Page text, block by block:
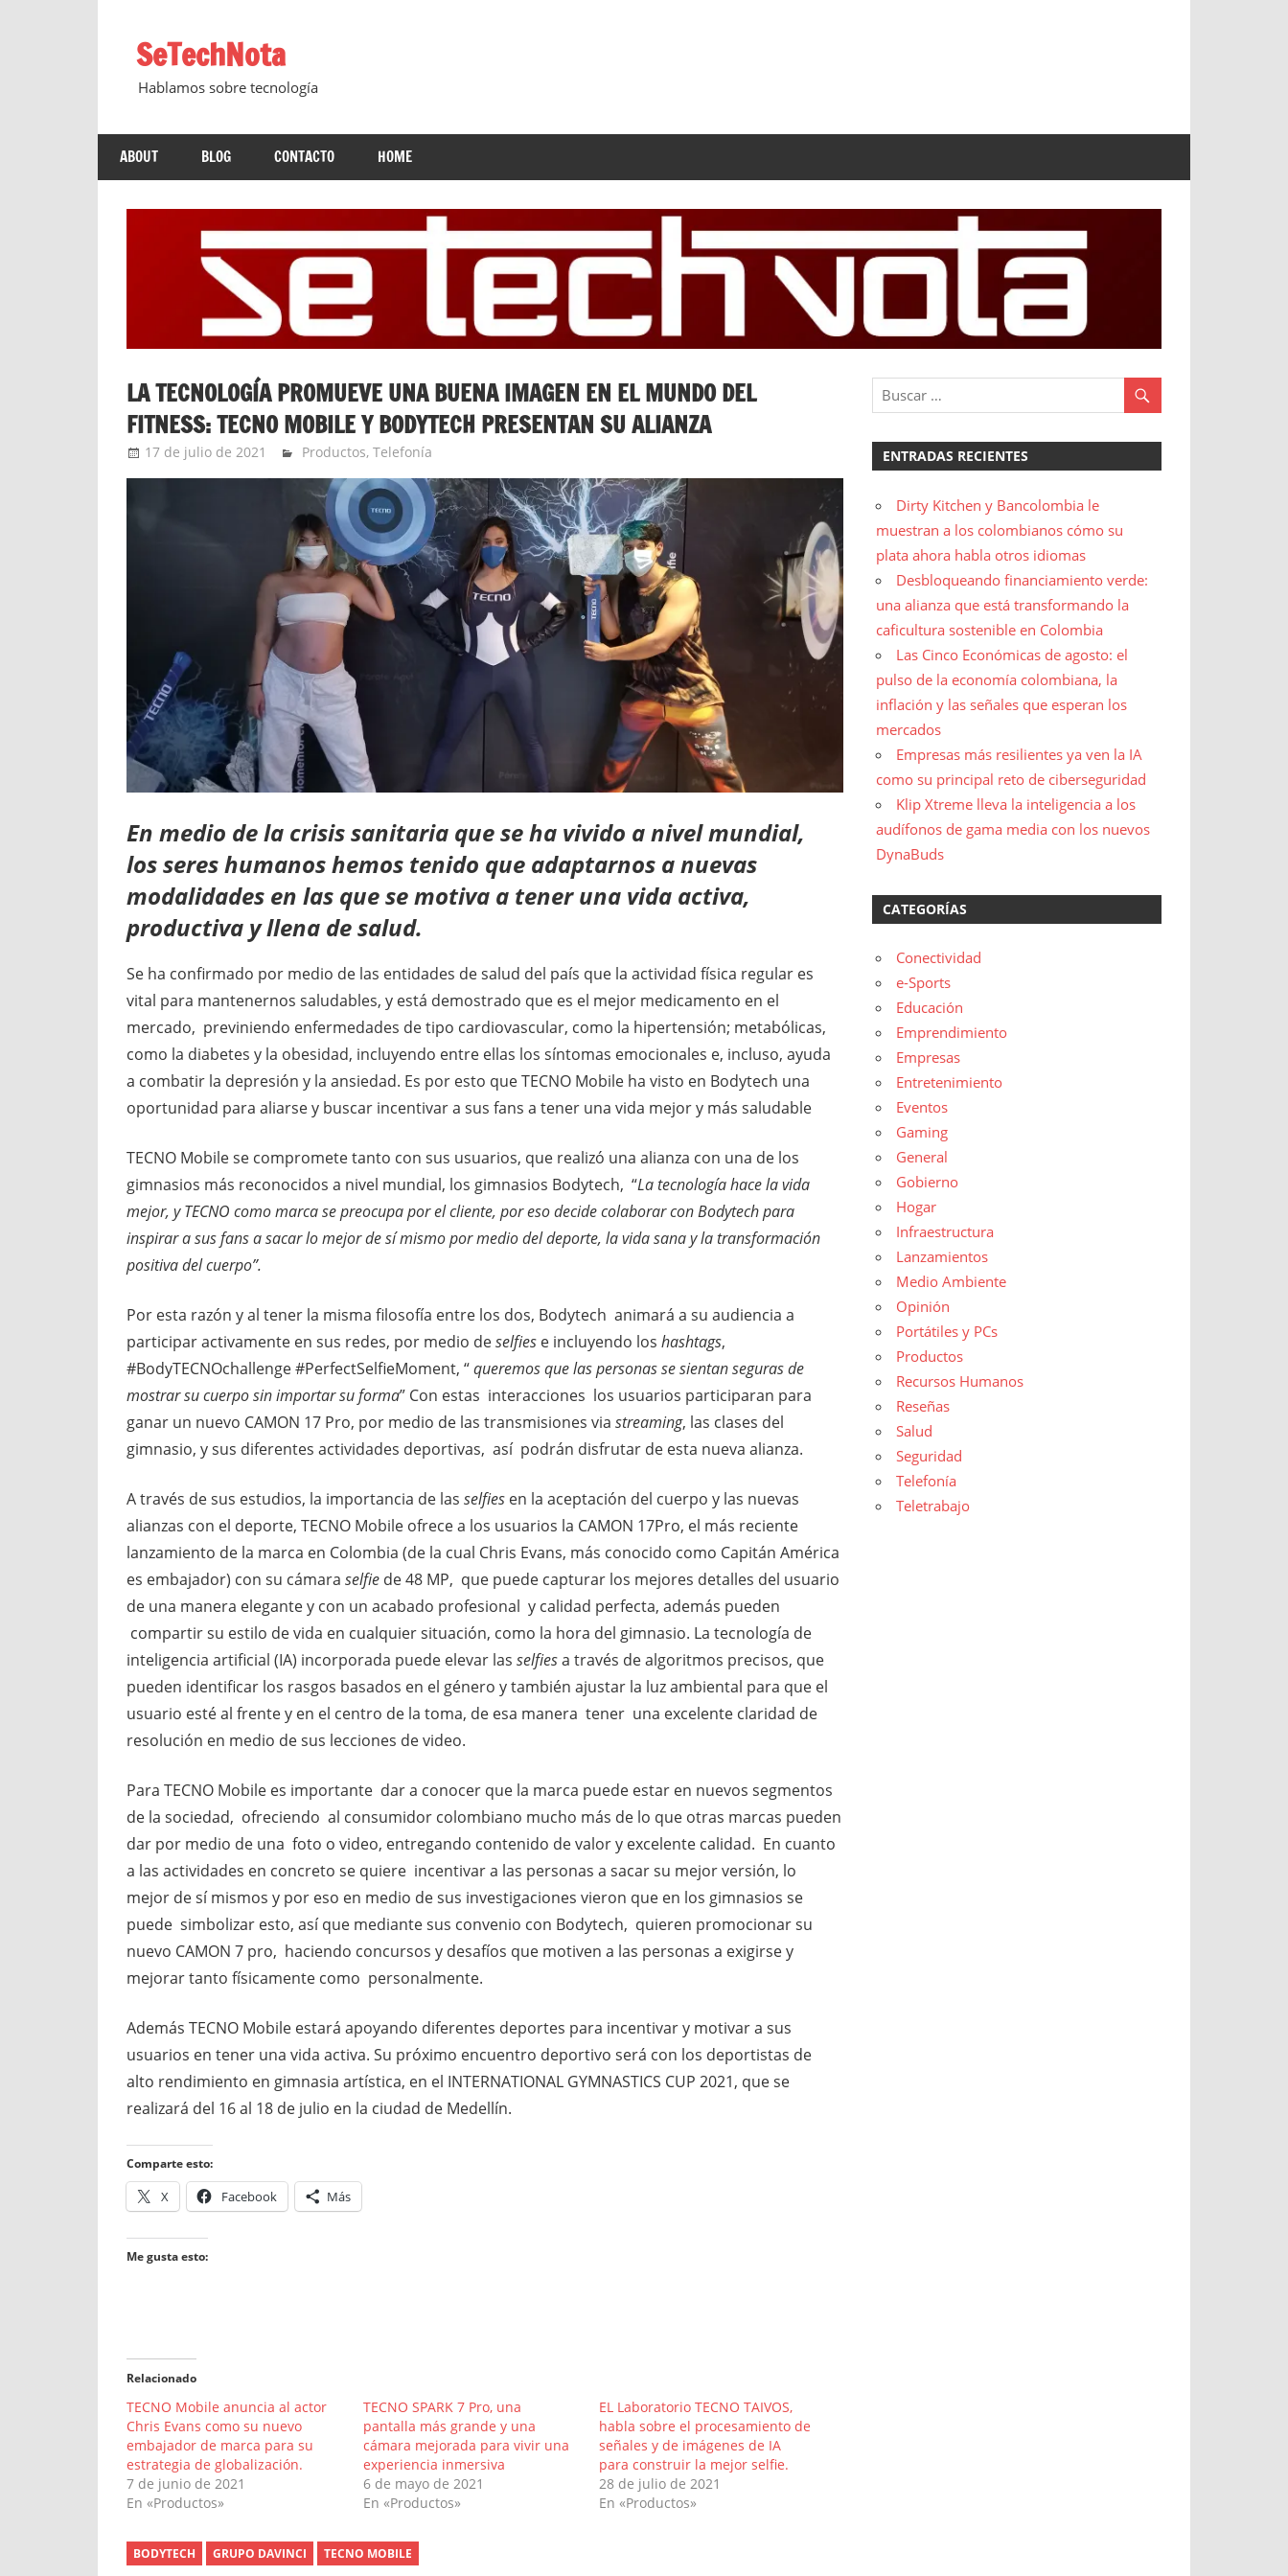
contenidoSeTechNota
Hablamos sobre tecnología
ABOUT BLOG CONTACTO HOME
LA TECNOLOGÍA PROMUEVE UNA BUENA IMAGEN EN EL MUNDO DEL
FITNESS: TECNO MOBILE Y BODYTECH PRESENTAN SU ALIANZA
17 de julio de 2021 Ernesto Herrera
Productos,Telefonía
En medio de la crisis sanitaria que se ha vivido a nivel mundial,
los seres humanos hemos tenido que adaptarnos a nuevas
modalidades en las que se motiva a tener una vida activa,
productiva y llena de salud.
Se ha confirmado por medio de las entidades de salud del país que la actividad física regular es
vital para mantenernos saludables, y está demostrado que es el mejor medicamento en el
mercado, previniendo enfermedades de tipo cardiovascular, como la hipertensión; metabólicas,
como la diabetes y la obesidad, incluyendo entre ellas los síntomas emocionales e, incluso, ayuda
a combatir la depresión y la ansiedad. Es por esto que TECNO Mobile ha visto en Bodytech una
oportunidad para aliarse y buscar incentivar a sus fans a tener una vida mejor y más saludable
TECNO Mobile se compromete tanto con sus usuarios, que realizó una alianza con una de los
gimnasios más reconocidos a nivel mundial, los gimnasios Bodytech, “La tecnología hace la vida
mejor, y TECNO como marca se preocupa por el cliente, por eso decide colaborar con Bodytech para
inspirar a sus fans a sacar lo mejor de sí mismo por medio del deporte, la vida sana y la transformación
positiva del cuerpo”.
Por esta razón y al tener la misma filosofía entre los dos, Bodytech animará a su audiencia a
participar activamente en sus redes, por medio deselfies e incluyendo los hashtags,
#BodyTECNOchallenge #PerfectSelfieMoment, “queremos que las personas se sientan seguras de
mostrar su cuerpo sin importar su forma” Con estas interacciones los usuarios participaran para
ganar un nuevo CAMON 17 Pro, por medio de las transmisiones via streaming, las clases del
gimnasio, y sus diferentes actividades deportivas, así podrán disfrutar de esta nueva alianza.
A través de sus estudios, la importancia de las selfies en la aceptación del cuerpo y las nuevas
alianzas con el deporte, TECNO Mobile ofrece a los usuarios la CAMON 17Pro, el más reciente
lanzamiento de la marca en Colombia (de la cual Chris Evans, más conocido como Capitán América
es embajador) con su cámara selfie de 48 MP, que puede capturar los mejores detalles del usuario
de una manera elegante y con un acabado profesional y calidad perfecta, además pueden
compartir su estilo de vida en cualquier situación, como la hora del gimnasio. La tecnología de
inteligencia artificial (IA) incorporada puede elevar las selfiesa través de algoritmos precisos, que
pueden identificar los rasgos basados en el género y también ajustar la luz ambiental para que el
usuario esté al frente y en el centro de la toma, de esa manera tener una excelente claridad de
resolución en medio de sus lecciones de video.
Para TECNO Mobile es importante dar a conocer que la marca puede estar en nuevos segmentos
de la sociedad, ofreciendo al consumidor colombiano mucho más de lo que otras marcas pueden
dar por medio de una foto o video, entregando contenido de valor y excelente calidad. En cuanto
a las actividades en concreto se quiere incentivar a las personas a sacar su mejor versión, lo
mejor de sí mismos y por eso en medio de sus investigaciones vieron que en los gimnasios se
puede simbolizar esto, así que mediante sus convenio con Bodytech, quieren promocionar su
nuevo CAMON 7 pro, haciendo concursos y desafíos que motiven a las personas a exigirse y
mejorar tanto físicamente como personalmente.
Además TECNO Mobile estará apoyando diferentes deportes para incentivar y motivar a sus
usuarios en tener una vida activa. Su próximo encuentro deportivo será con los deportistas de
alto rendimiento en gimnasia artística, en el INTERNATIONAL GYMNASTICS CUP 2021, que se
realizará del 16 al 18 de julio en la ciudad de Medellín.
Comparte esto:
X Facebook Más
Me gusta esto:
Relacionado
TECNO Mobile anuncia al actor
Chris Evans como su nuevo
embajador de marca para su
estrategia de globalización.
7 de junio de 2021
En «Productos»
TECNO SPARK 7 Pro, una
pantalla más grande y una
cámara mejorada para vivir una
experiencia inmersiva
6 de mayo de 2021
En «Productos»
EL Laboratorio TECNO TAIVOS,
habla sobre el procesamiento de
señales y de imágenes de IA
para construir la mejor selfie.
28 de julio de 2021
En «Productos»
BODYTECH GRUPO DAVINCI TECNO MOBILE
ENTRADAS RECIENTES
Dirty Kitchen y Bancolombia le
muestran a los colombianos cómo su
plata ahora habla otros idiomas
Desbloqueando financiamiento verde:
una alianza que está transformando la
caficultura sostenible en Colombia
Las Cinco Económicas de agosto: el
pulso de la economía colombiana, la
inflación y las señales que esperan los
mercados
Empresas más resilientes ya ven la IA
como su principal reto de ciberseguridad
Klip Xtreme lleva la inteligencia a los
audífonos de gama media con los nuevos
DynaBuds
CATEGORÍAS
Conectividad
e-Sports
Educación
Emprendimiento
Empresas
Entretenimiento
Eventos
Gaming
General
Gobierno
Hogar
Infraestructura
Lanzamientos
Medio Ambiente
Opinión
Portátiles y PCs
Productos
Recursos Humanos
Reseñas
Salud
Seguridad
Telefonía
Teletrabajo